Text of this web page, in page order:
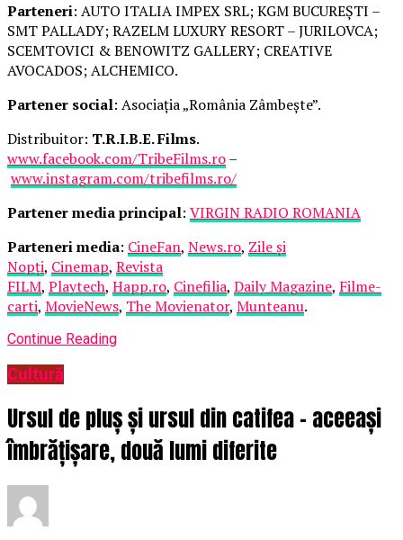
Parteneri: AUTO ITALIA IMPEX SRL; KGM BUCUREȘTI –
SMT PALLADY; RAZELM LUXURY RESORT – JURILOVCA;
SCEMTOVICI & BENOWITZ GALLERY; CREATIVE
AVOCADOS; ALCHEMICO.
Partener social: Asociația „România Zâmbește”.
Distribuitor: T.R.I.B.E. Films.
www.facebook.com/TribeFilms.ro–
www.instagram.com/tribefilms.ro/
Partener media principal: VIRGIN RADIO ROMANIA
Parteneri media: CineFan, News.ro, Zile și
Nopți, Cinemap, Revista
FILM, Playtech, Happ.ro, Cinefilia, Daily Magazine, Filme-
carti, MovieNews, The Movienator, Munteanu.
Continue Reading
Cultură
Ursul de pluș și ursul din catifea – aceeași
îmbrățișare, două lumi diferite